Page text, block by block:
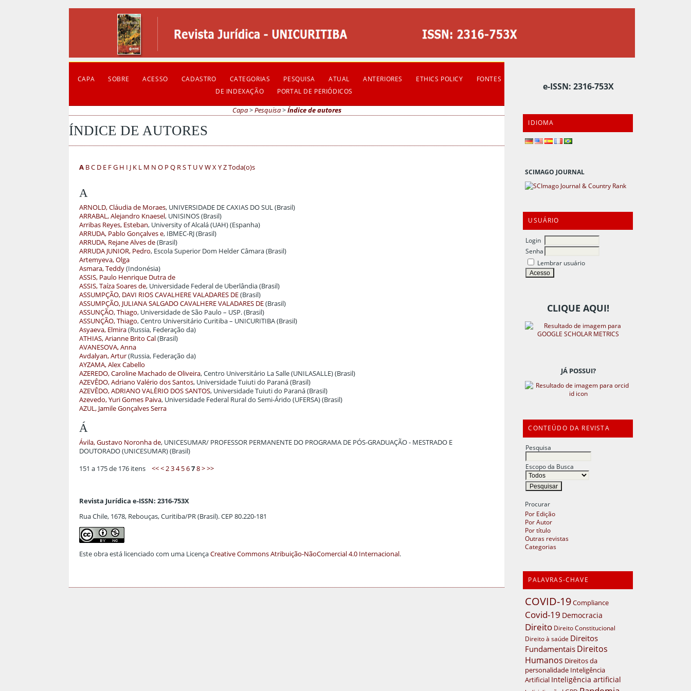
e-ISSN: 2316-753X
IDIOMA
SCIMAGO JOURNAL
USUÁRIO
Login
Senha
Lembrar usuário
CLIQUE AQUI!
JÁ POSSUI?
CONTEÚDO DA REVISTA
Pesquisa
Escopo da Busca
Procurar
Por Edição
Por Autor
Por título
Outras revistas
Categorias
PALAVRAS-CHAVE
COVID-19Compliance
Covid-19 Democracia
Direito Direito Constitucional
Direito à saúde Direitos
Fundamentais Direitos
Humanos Direitos da
personalidade Inteligência
Artificial Inteligência artificial
CAPA SOBRE ACESSO CADASTRO CATEGORIAS PESQUISA ATUAL ANTERIORES ETHICS POLICY
FONTES
DE INDEXAÇÃO
PORTAL DE PERIÓDICOS
Capa>Pesquisa>Índice de autores
ÍNDICE DE AUTORES
A BC D E FG H I J K L M N O P Q RST UVWXYZToda(o)s
A
ARNOLD, Cláudia de Moraes, UNIVERSIDADE DE CAXIAS DO SUL (Brasil)
ARRABAL, Alejandro Knaesel, UNISINOS (Brasil)
Arribas Reyes, Esteban, University of Alcalá (UAH) (Espanha)
ARRUDA, Pablo Gonçalves e, IBMEC-RJ (Brasil)
ARRUDA, Rejane Alves de(Brasil)
ARRUDA JUNIOR, Pedro, Escola Superior Dom Helder Câmara (Brasil)
Artemyeva, Olga
Asmara, Teddy(Indonésia)
ASSIS, Paulo Henrique Dutra de
ASSIS, Taíza Soares de, Universidade Federal de Uberlândia (Brasil)
ASSUMPÇÃO, DAVI RIOS CAVALHERE VALADARES DE(Brasil)
ASSUMPÇÃO, JULIANA SALGADO CAVALHERE VALADARES DE(Brasil)
ASSUNÇÃO, Thiago, Universidade de São Paulo – USP. (Brasil)
ASSUNÇÃO, Thiago, Centro Universitário Curitiba – UNICURITIBA (Brasil)
Asyaeva, Elmira(Russia, Federação da)
ATHIAS, Arianne Brito Cal(Brasil)
AVANESOVA, Anna
Avdalyan, Artur(Russia, Federação da)
AYZAMA, Alex Cabello
AZEREDO, Caroline Machado de Oliveira, Centro Universitário La Salle (UNILASALLE) (Brasil)
AZEVÊDO, Adriano Valério dos Santos, Universidade Tuiuti do Paraná (Brasil)
AZEVÊDO, ADRIANO VALÉRIO DOS SANTOS, Universidade Tuiuti do Paraná (Brasil)
Azevedo, Yuri Gomes Paiva, Universidade Federal Rural do Semi-Árido (UFERSA) (Brasil)
AZUL, Jamile Gonçalves Serra
Á
Ávila, Gustavo Noronha de, UNICESUMAR/ PROFESSOR PERMANENTE DO PROGRAMA DE PÓS-GRADUAÇÃO - MESTRADO E
DOUTORADO (UNICESUMAR) (Brasil)
151 a 175 de 176 itens<<<234 5678>>>
Revista Jurídica e-ISSN: 2316-753X
Rua Chile, 1678, Rebouças, Curitiba/PR (Brasil). CEP 80.220-181
Este obra está licenciado com uma LicençaCreative Commons Atribuição-NãoComercial 4.0 Internacional.